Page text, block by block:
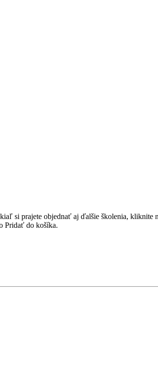
si prajete objednať aj ďalšie školenia,
Pridať do košíka.